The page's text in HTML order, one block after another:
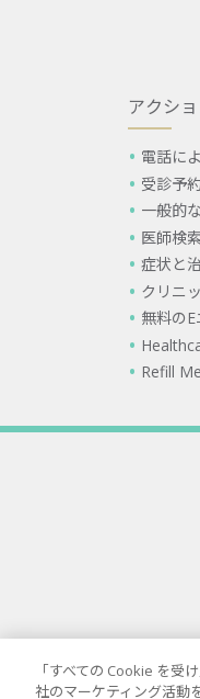
アクシ
電話に
受診予
一般的
医師検索
症状と
クリニ
無料の
Refill
「すべての Cookie を受
社のマーケティング活動